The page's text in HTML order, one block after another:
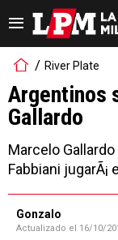
River Plate
Argentinos
Gallardo
Marcelo
Fabbiani jugarÃ¡
Gonzalo
Actualizado el 16/10/